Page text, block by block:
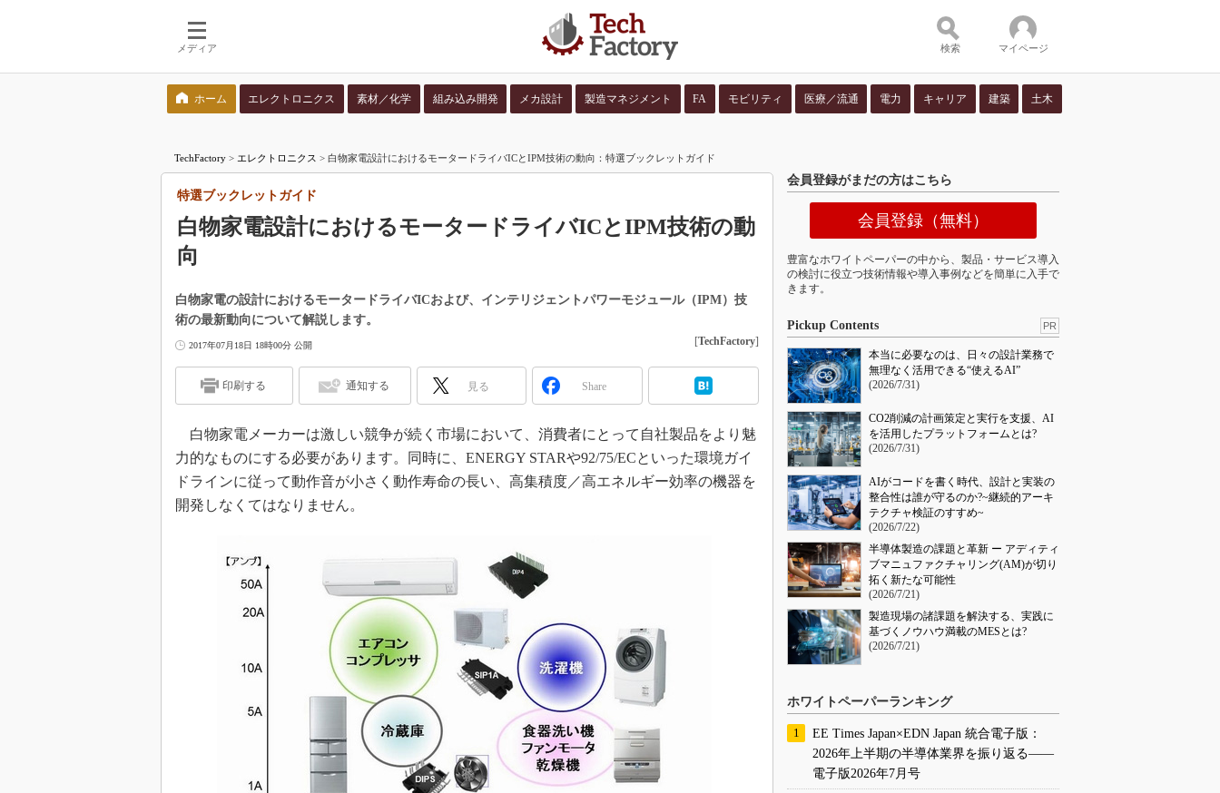
メディア 検索 マイページ
ホーム エレクトロニクス 素材／化学 組み込み開発 メカ設計 製造マネジメント FA モビリティ 医療／流通 電力 キャリア 建築 土木
TechFactory > エレクトロニクス > 白物家電設計におけるモータードライバICとIPM技術の動向：特選ブックレットガイド
白物家電設計におけるモータードライバICとIPM技術の動
向
特選ブックレットガイド
白物家電の設計におけるモータードライバICおよび、インテリジェントパワーモジュール（IPM）技
術の最新動向について解説します。
2017年07月18日 18時00分 公開 [TechFactory]
印刷する 通知する 見る Share
白物家電メーカーは激しい競争が続く市場において、消費者にとって自社製品をより魅
力的なものにする必要があります。同時に、ENERGY STARや92/75/ECといった環境ガイ
ドラインに従って動作音が小さく動作寿命の長い、高集積度／高エネルギー効率の機器を
開発しなくてはなりません。
会員登録がまだの方はこちら
会員登録（無料）
豊富なホワイトペーパーの中から、製品・サービス導入
の検討に役立つ技術情報や導入事例などを簡単に入手で
きます。
Pickup Contents PR
本当に必要なのは、日々の設計業務で
無理なく活用できる“使えるAI”
(2026/7/31)
CO2削減の計画策定と実行を支援、AI
を活用したプラットフォームとは?
(2026/7/31)
AIがコードを書く時代、設計と実装の
整合性は誰が守るのか?~継続的アーキ
テクチャ検証のすすめ~
(2026/7/22)
半導体製造の課題と革新 ー アディティ
ブマニュファクチャリング(AM)が切り
拓く新たな可能性
(2026/7/21)
製造現場の諸課題を解決する、実践に
基づくノウハウ満載のMESとは?
(2026/7/21)
ホワイトペーパーランキング
EE Times Japan×EDN Japan 統合電子版：
2026年上半期の半導体業界を振り返る――
電子版2026年7月号